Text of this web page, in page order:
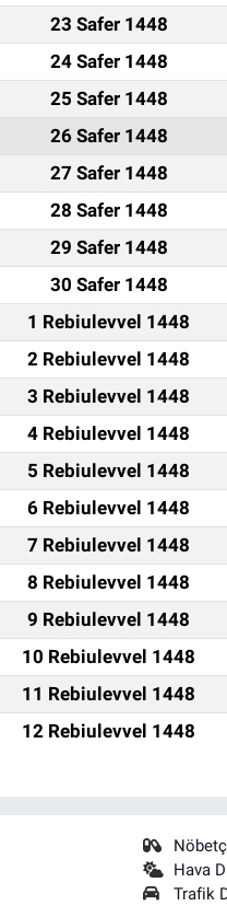
23 Safer 1448
24 Safer 1448
25 Safer 1448
26 Safer 1448
27 Safer 1448
28 Safer 1448
29 Safer 1448
30 Safer 1448
1 Rebiulevvel 1448
2 Rebiulevvel 1448
3 Rebiulevvel 1448
4 Rebiulevvel 1448
5 Rebiulevvel 1448
6 Rebiulevvel 1448
7 Rebiulevvel 1448
8 Rebiulevvel 1448
9 Rebiulevvel 1448
10 Rebiulevvel 1448
11 Rebiulevvel 1448
12 Rebiulevvel 1448
Hava
Trafik